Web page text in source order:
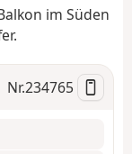
a
o
im Süden
Nr.234765